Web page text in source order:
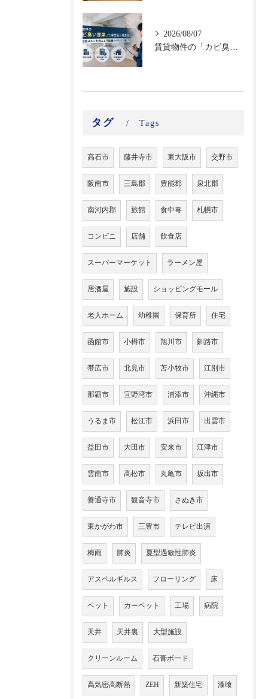
2026/08/07
タグ Tags
高石市 藤井寺市 東大阪市 交野市
阪南市 三島郡 豊能郡 泉北郡
南河内郡 旅館 食中毒 札幌市
コンビニ 店舗 飲食店
スーパーマーケット ラーメン屋
居酒屋 施設 ショッピングモール
老人ホーム 幼稚園 保育所 住宅
函館市 小樽市 旭川市 釧路市
帯広市 北見市 苫小牧市 江別市
那覇市 宜野湾市 浦添市 沖縄市
うるま市 松江市 浜田市 出雲市
益田市 大田市 安来市 江津市
雲南市 高松市 丸亀市 坂出市
善通寺市 観音寺市 さぬき市
東かがわ市 三豊市 テレビ出演
梅雨 肺炎 夏型過敏性肺炎
アスペルギルス フローリング 床
ペット カーペット 工場 病院
天井 天井裏 大型施設
クリーンルーム 石膏ボード
高気密高断熱 ZEH 新築住宅 漆喰